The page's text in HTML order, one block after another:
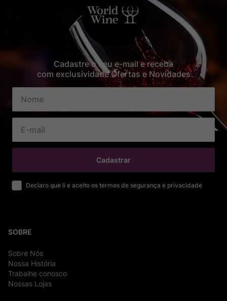
Cadastre o seu e-mail e receba
com exclusividade Ofertas e Novidades
Cadastrar
Declaro que li e aceito os termos de segurança e privacidade
SOBRE
Sobre Nós
Nossa História
Trabalhe conosco
Nossas Lojas